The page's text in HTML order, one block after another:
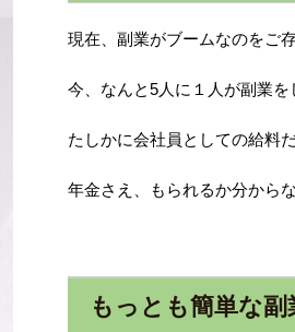
現在、副業がブームなのをご
今、なんと5人に１人が副業を
たしかに会社員としての給料
年金さえ、もられるか分からな
もっとも簡単な副